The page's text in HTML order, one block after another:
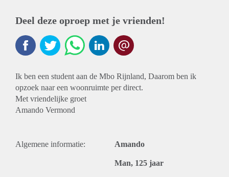
Deel deze oproep met je vrienden!
Ik ben een student aan de Mbo Rijnland, Daarom ben ik
opzoek naar een woonruimte per direct.
Met vriendelijke groet
Amando Vermond
Algemene informatie: Amando
Man, 125 jaar